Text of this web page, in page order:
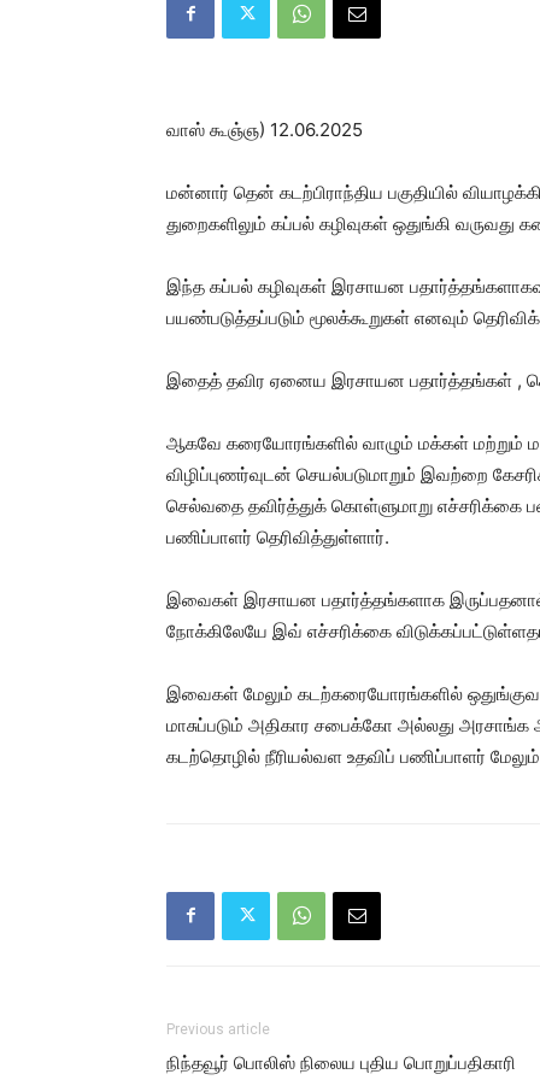
வாஸ் கூஞ்ஞ) 12.06.2025
மன்னார் தென் கடற்பிராந்திய பகுதியில்
துறைகளிலும் கப்பல் கழிவுகள் ஒதுங்கி வருவது
இந்த கப்பல் கழிவுகள் இரசாயன
பயண்படுத்தப்படும் மூலக்கூறுகள் எனவும்
இதைத் தவிர ஏனைய இரசாயன பதார்த்தங்கள் ,
ஆகவே கரையோரங்களில் வாழும் மக்கள்
விழிப்புணர்வுடன் செயல்படுமாறும் இவற்றை
செல்வதை தவிர்த்துக் கொள்ளுமாறு
பணிப்பாளர் தெரிவித்துள்ளார்.
இவைகள் இரசாயன பதார்த்தங்களாக
நோக்கிலேயே இவ் எச்சரிக்கை
இவைகள் மேலும் கடற்கரையோரங்களில்
மாசுப்படும் அதிகார சபைக்கோ அல்லது
கடற்தொழில் நீரியல்வள உதவிப் பணிப்பாளர் மேலும்
Previous article
நிந்தவூர் பொலிஸ் நிலைய புதிய பொறுப்பதிகாரி